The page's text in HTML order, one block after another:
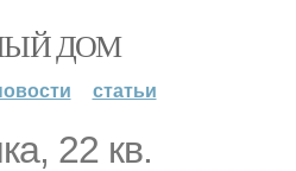
ДОМ
статьи
22 кв.